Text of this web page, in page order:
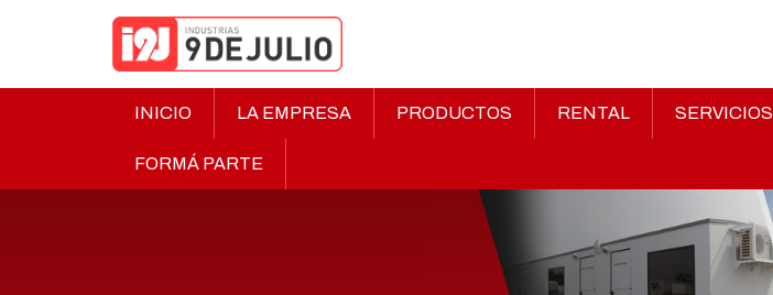
INICIO LA EMPRESA PRODUCTOS RENTAL SERVICIOS
FORMÁ PARTE